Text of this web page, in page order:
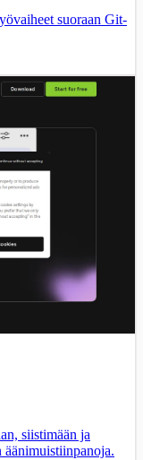
suoraan Git-
siistimään ja
äänimuistiinpanoja.